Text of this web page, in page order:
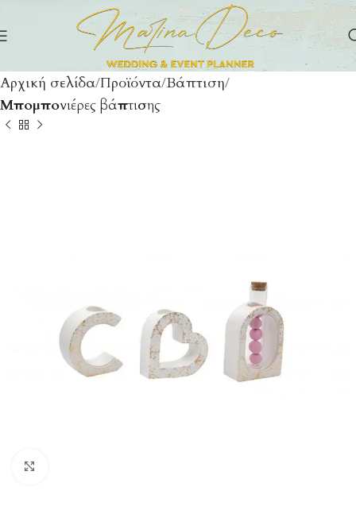
Αρχική σελίδα Προϊόντα Βάπτιση
Μπομπονιέρες βάπτισης